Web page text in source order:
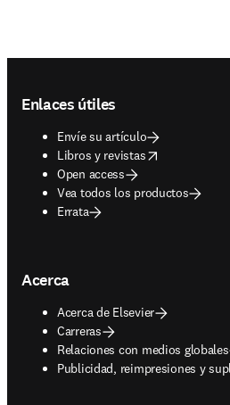
Enlaces útiles
Envíe su artículo
Libros y revistas
opens in new tab/window
Open access
Vea todos los productos
Errata
Acerca
Acerca de Elsevier
Carreras
Relaciones con medios globales
Publicidad, reimpresiones y
opens in new tab/window